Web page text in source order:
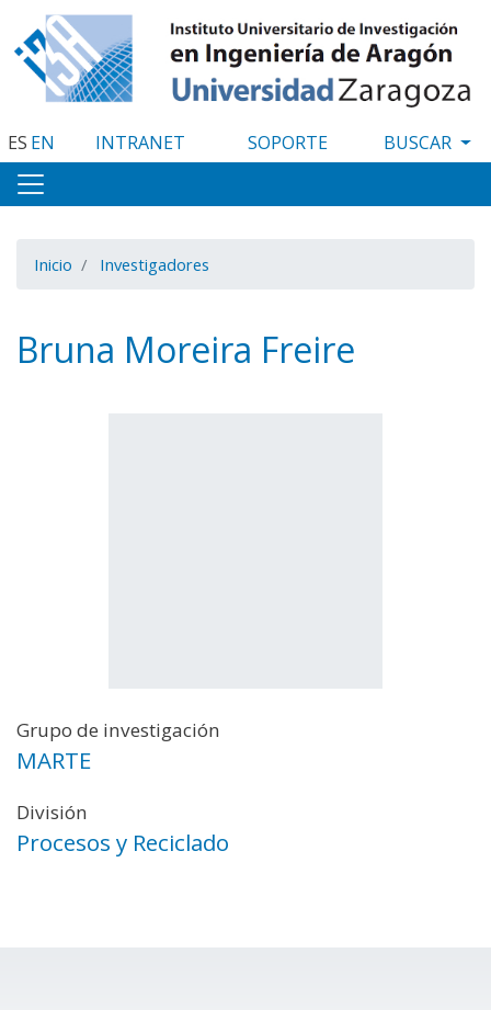
al
contenido
principal
ES EN INTRANET SOPORTE
Inicio Investigadores
Bruna Moreira Freire
Grupo de investigación
MARTE
División
Procesos y Reciclado